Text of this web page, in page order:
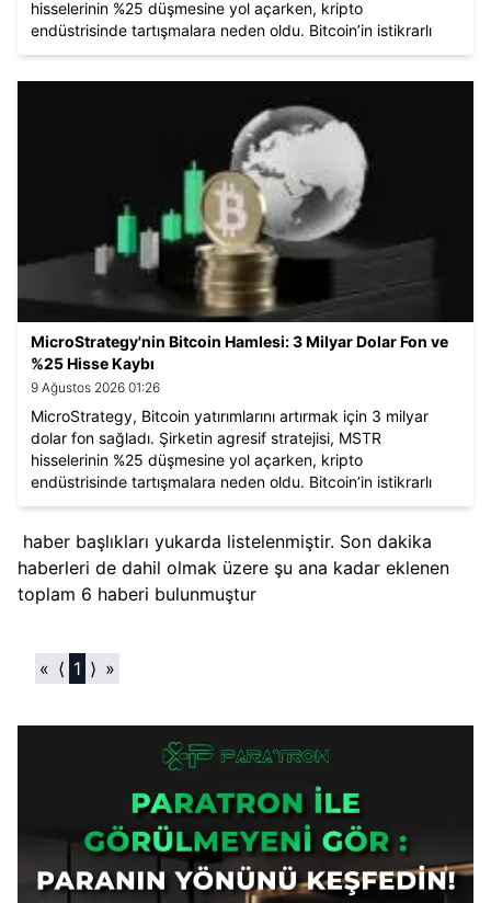
hisselerinin %25 düşmesine yol açarken, kripto
endüstrisinde tartışmalara neden oldu. Bitcoin’in istikrarlı
seyri ve kurumsal benimseme sürecindeki etkisi dikkat
MicroStrategy'nin Bitcoin Hamlesi: 3 Milyar Dolar Fon ve
%25 Hisse Kaybı
9 Ağustos 2026 01:26
MicroStrategy, Bitcoin yatırımlarını artırmak için 3 milyar
dolar fon sağladı. Şirketin agresif stratejisi, MSTR
hisselerinin %25 düşmesine yol açarken, kripto
endüstrisinde tartışmalara neden oldu. Bitcoin’in istikrarlı
seyri ve kurumsal benimseme sürecindeki etkisi dikkat
haber başlıkları yukarda listelenmiştir. Son dakika
haberleri de dahil olmak üzere şu ana kadar eklenen
toplam 6 haberi bulunmuştur
« ⟨ 1 ⟩ »